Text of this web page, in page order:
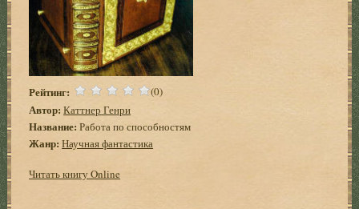
Рейтинг: (0)
Автор: Каттнер Генри
Название: Работа по способностям
Жанр: Научная фантастика
Читать книгу Online